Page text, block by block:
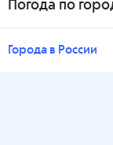
Погода по
Города в России